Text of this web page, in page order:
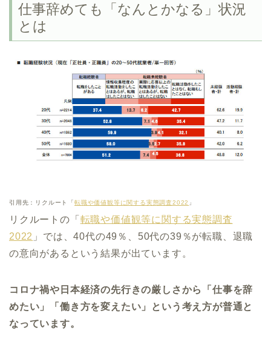
仕事辞めても「なんとかなる」状況
とは
引用先：リクルート「転職や価値観等に関する実態調査2022 」
リクルートの「 転職や価値観等に関する実態調査
2022 」では、40代の49％、50代の39％が転職、退職
の意向があるという結果が出ています。
コロナ禍や日本経済の先行きの厳しさから「仕事を辞
めたい」「働き方を変えたい」という考え方が普通と
なっています。